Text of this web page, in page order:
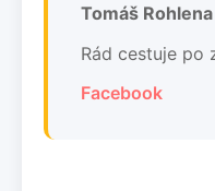
Tomáš Rohlena
Rád cestuje po
Facebook